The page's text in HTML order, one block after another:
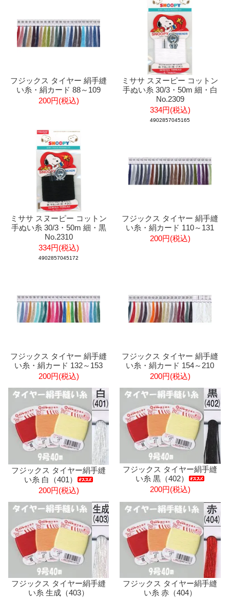
フジックス タイヤー 絹手縫
い糸・絹カード 88～109
200円(税込)
ミササ スヌーピー コットン
手ぬい糸 30/3・50m 細・白
No.2309
334円(税込)
4902857045165
ミササ スヌーピー コットン
手ぬい糸 30/3・50m 細・黒
No.2310
334円(税込)
4902857045172
フジックス タイヤー 絹手縫
い糸・絹カード 110～131
200円(税込)
フジックス タイヤー 絹手縫
い糸・絹カード 132～153
200円(税込)
フジックス タイヤー 絹手縫
い糸・絹カード 154～210
200円(税込)
フジックス タイヤー絹手縫
い糸 白（401）
200円(税込)
フジックス タイヤー絹手縫
い糸 黒（402）
200円(税込)
フジックス タイヤー絹手縫
い糸 生成（403）
フジックス タイヤー絹手縫
い糸 赤（404）